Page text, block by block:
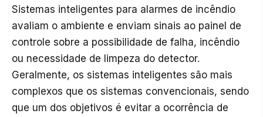
Sistemas inteligentes para alarmes de incêndio
avaliam o ambiente e enviam sinais ao painel de
controle sobre a possibilidade de falha, incêndio
ou necessidade de limpeza do detector.
Geralmente, os sistemas inteligentes são mais
complexos que os sistemas convencionais, sendo
que um dos objetivos é evitar a ocorrência de